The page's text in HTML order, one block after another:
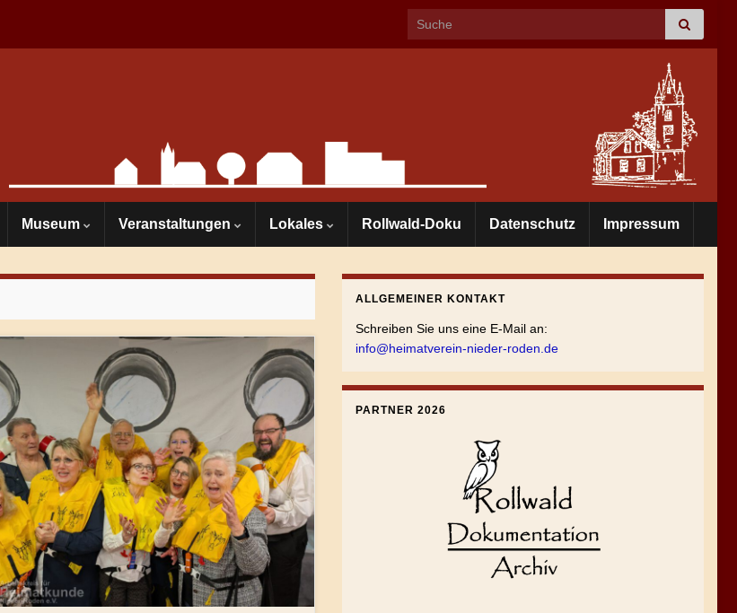
Search for:
Museum Veranstaltungen Lokales Rollwald-Doku Datenschutz Impressum
ALLGEMEINER KONTAKT
Schreiben Sie uns eine E-Mail an:
info@heimatverein-nieder-roden.de
PARTNER 2026